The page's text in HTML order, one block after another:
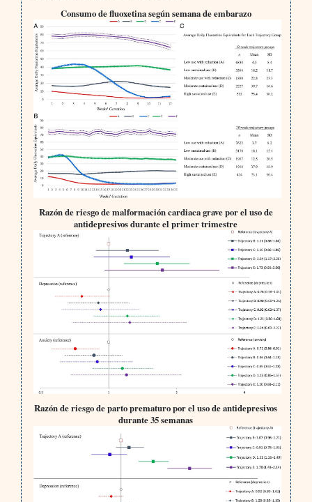
Consumo de fluoxetina según semana de embarazo
Razón de riesgo de malformación cardiaca grave por el uso de
antidepresivos durante el primer trimestre
Razón de riesgo de parto prematuro por el uso de antidepresivos
durante 35 semanas